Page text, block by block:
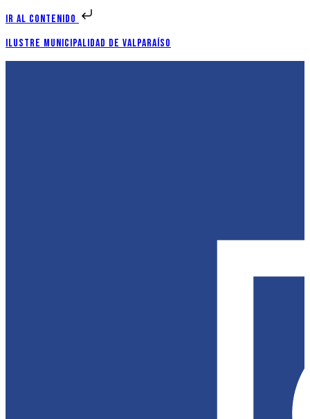
Ir al contenido
Ilustre Municipalidad de Valparaíso